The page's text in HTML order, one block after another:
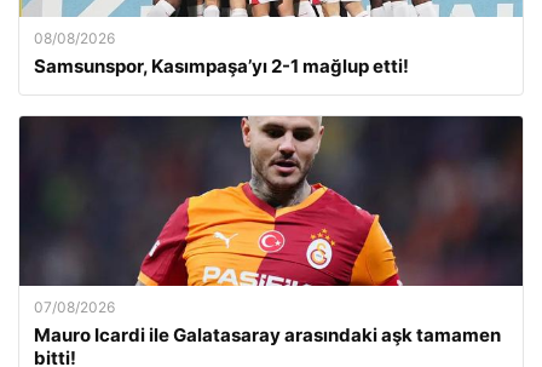
08/08/2026
Samsunspor, Kasımpaşa’yı 2-1 mağlup etti!
07/08/2026
Mauro Icardi ile Galatasaray arasındaki aşk tamamen
bitti!